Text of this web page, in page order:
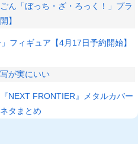
ん「ぼっち・ざ・ろっく！」プラ
】
フィギュア【4月17日予約開始】
が実にいい
NEXT FRONTIER』メタルカバー
タまとめ